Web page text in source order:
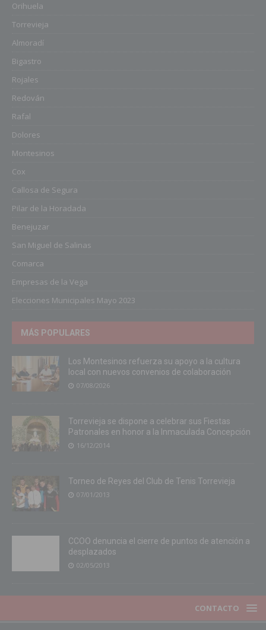
Orihuela
Torrevieja
Almoradí
Bigastro
Rojales
Redován
Rafal
Dolores
Montesinos
Cox
Callosa de Segura
Pilar de la Horadada
Benejuzar
San Miguel de Salinas
Comarca
Empresas de la Vega
Elecciones Municipales Mayo 2023
MÁS POPULARES
Los Montesinos refuerza su apoyo a la cultura
local con nuevos convenios de colaboración
07/08/2026
Torrevieja se dispone a celebrar sus Fiestas
Patronales en honor a la Inmaculada Concepción
16/12/2014
Torneo de Reyes del Club de Tenis Torrevieja
07/01/2013
CCOO denuncia el cierre de puntos de atención a
desplazados
02/05/2013
CONTACTO